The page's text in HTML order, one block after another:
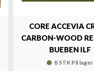
CORE ACCEVIA
CARBON-WOOD
BUEBEN ILF
8 STK På lager